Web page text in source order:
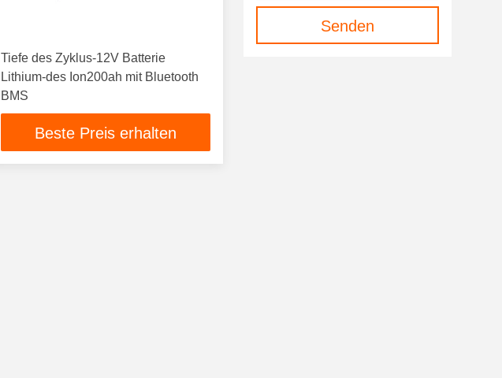
Tiefe des Zyklus-12V Batterie
Lithium-des Ion200ah mit Bluetooth
BMS
Beste Preis erhalten
Senden